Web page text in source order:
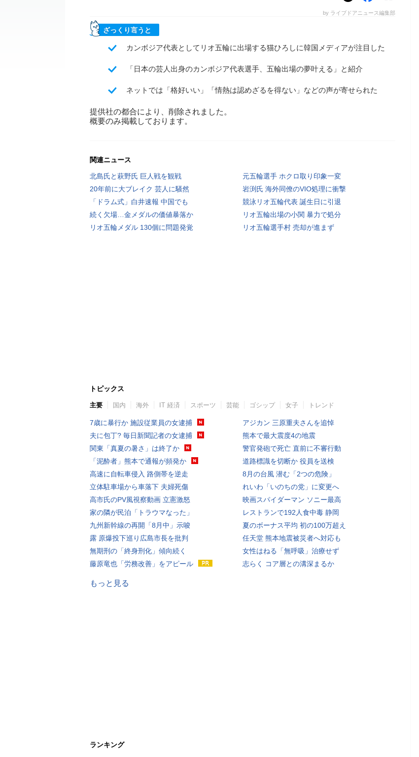
by ライブドアニュース編集部
ざっくり言うと
カンボジア代表としてリオ五輪に出場する猫ひろしに韓国メディアが注目した
「日本の芸人出身のカンボジア代表選手、五輪出場の夢叶える」と紹介
ネットでは「格好いい」「情熱は認めざるを得ない」などの声が寄せられた
提供社の都合により、削除されました。
概要のみ掲載しております。
関連ニュース
北島氏と萩野氏 巨人戦を観戦
元五輪選手 ホクロ取り印象一変
20年前に大ブレイク 芸人に騒然
岩渕氏 海外同僚のVIO処理に衝撃
「ドラム式」白井速報 中国でも
競泳リオ五輪代表 誕生日に引退
続く欠場…金メダルの価値暴落か
リオ五輪出場の小関 暴力で処分
リオ五輪メダル 130個に問題発覚
リオ五輪選手村 売却が進まず
トピックス
主要 国内 海外 IT 経済 スポーツ 芸能 ゴシップ 女子 トレンド
7歳に暴行か 施設従業員の女逮捕
夫に包丁? 毎日新聞記者の女逮捕
関東「真夏の暑さ」は終了か
「泥酔者」熊本で通報が頻発か
高速に自転車侵入 路側帯を逆走
立体駐車場から車落下 夫婦死傷
高市氏のPV風視察動画 立憲激怒
家の隣が民泊「トラウマなった」
九州新幹線の再開「8月中」示唆
露 原爆投下巡り広島市長を批判
無期刑の「終身刑化」傾向続く
藤原竜也「労務改善」をアピール
アジカン 三原重夫さんを追悼
熊本で最大震度4の地震
警官発砲で死亡 直前に不審行動
道路標識を切断か 役員を送検
8月の台風 潜む「2つの危険」
れいわ「いのちの党」に変更へ
映画スパイダーマン ソニー最高
レストランで192人食中毒 静岡
夏のボーナス平均 初の100万超え
任天堂 熊本地震被災者へ対応も
女性はねる「無呼吸」治療せず
志らく コア層との溝深まるか
もっと見る
ランキング